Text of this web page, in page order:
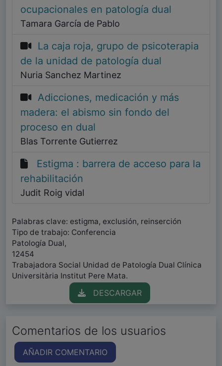
ocupacionales en patología dual
Tamara García de Pablo
La caja roja, grupo de psicoterapia
de la unidad de patología dual
Nuria Sanchez Martinez
Adicciones, medicación y más
madera: el abismo sin fondo del
proceso en dual
Blas Torrente Gutierrez
Estigma : barrera de acceso para la
rehabilitación
Judit Roig vidal
Palabras clave: estigma, exclusión, reinserción
Tipo de trabajo: Conferencia
Patología Dual,
12454
Trabajadora Social Unidad de Patología Dual Clínica
Universitària Institut Pere Mata.
DESCARGAR
Comentarios de los usuarios
AÑADIR COMENTARIO